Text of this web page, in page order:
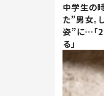
中学生の
た”男女
姿”に…「2
る」